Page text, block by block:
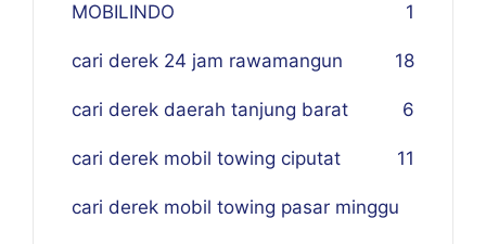
MOBILINDO 1
cari derek 24 jam rawamangun 18
cari derek daerah tanjung barat 6
cari derek mobil towing ciputat 11
cari derek mobil towing pasar minggu